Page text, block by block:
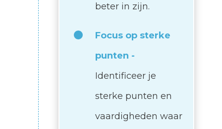
beter in zijn.
Focus op sterke
punten -
Identificeer je
sterke punten en
vaardigheden waar